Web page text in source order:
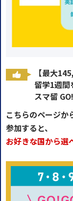
【最大
留学1週間
スマ留
こちらのページか
参加すると、
お好きな国から選